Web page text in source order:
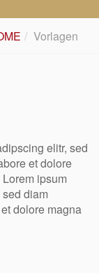
Vorlagen
elitr, sed
et dolore
ipsum
diam
dolore magna